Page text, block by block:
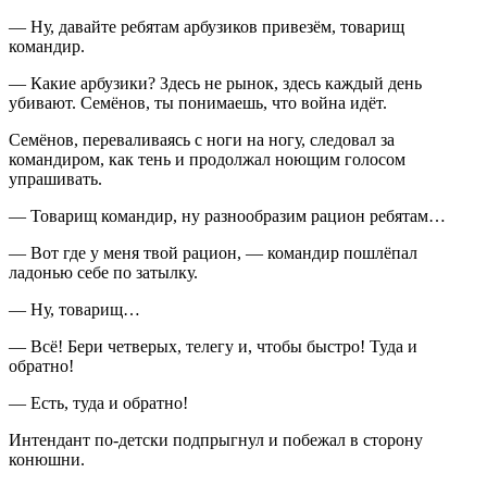
— Ну, давайте ребятам арбузиков привезём, товарищ
командир.
— Какие арбузики? Здесь не рынок, здесь каждый день
убивают. Семёнов, ты понимаешь, что война идёт.
Семёнов, переваливаясь с ноги на ногу, следовал за
командиром, как тень и продолжал ноющим голосом
упрашивать.
— Товарищ командир, ну разнообразим рацион ребятам…
— Вот где у меня твой рацион, — командир пошлёпал
ладонью себе по затылку.
— Ну, товарищ…
— Всё! Бери четверых, телегу и, чтобы быстро! Туда и
обратно!
— Есть, туда и обратно!
Интендант по-детски подпрыгнул и побежал в сторону
конюшни.